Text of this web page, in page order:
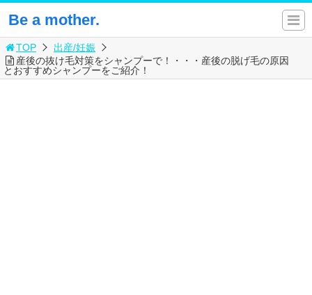
Be a mother.
TOP
出産/妊娠
産後の抜け毛対策をシャンプーで！・・・産後の脱げ毛の原因
とおすすめシャンプーをご紹介！